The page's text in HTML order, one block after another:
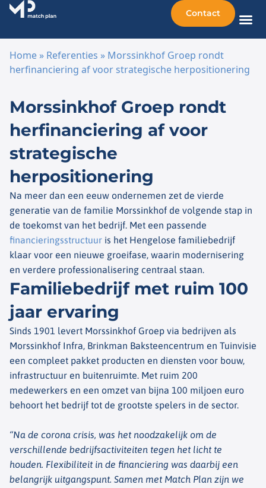
Contact
Home » Referenties » Morssinkhof Groep rondt
herfinanciering af voor strategische herpositionering
Morssinkhof Groep rondt
herfinanciering af voor
strategische
herpositionering
Na meer dan een eeuw ondernemen zet de vierde
generatie van de familie Morssinkhof de volgende stap in
de toekomst van het bedrijf. Met een passende
financieringsstructuur is het Hengelose familiebedrijf
klaar voor een nieuwe groeifase, waarin modernisering
en verdere professionalisering centraal staan.
Familiebedrijf met ruim 100
jaar ervaring
Sinds 1901 levert Morssinkhof Groep via bedrijven als
Morssinkhof Infra, Brinkman Baksteencentrum en Tuinvisie
een compleet pakket producten en diensten voor bouw,
infrastructuur en buitenruimte. Met ruim 200
medewerkers en een omzet van bijna 100 miljoen euro
behoort het bedrijf tot de grootste spelers in de sector.
“Na de corona crisis, was het noodzakelijk om de
verschillende bedrijfsactiviteiten tegen het licht te
houden. Flexibiliteit in de financiering was daarbij een
belangrijk uitgangspunt. Samen met Match Plan zijn we